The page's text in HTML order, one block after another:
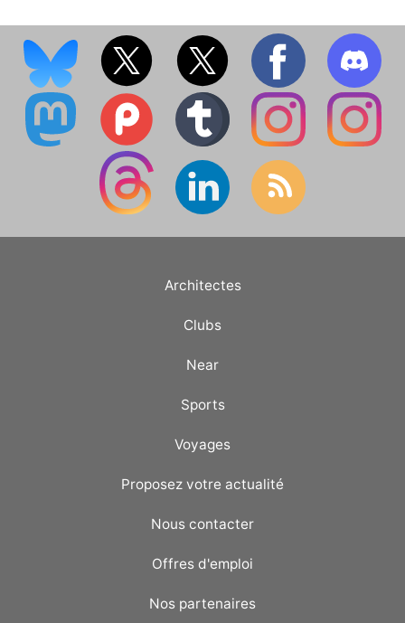
Architectes
Clubs
Near
Sports
Voyages
Proposez votre actualité
Nous contacter
Offres d'emploi
Nos partenaires